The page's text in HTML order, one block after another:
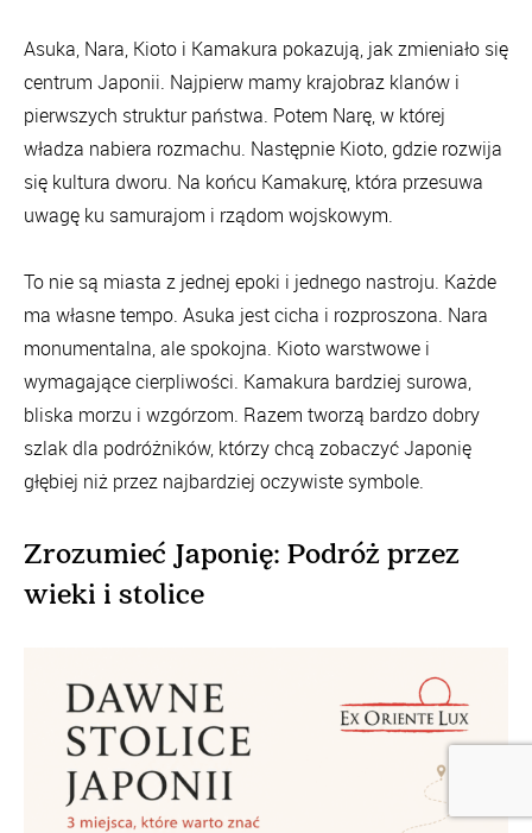
Asuka, Nara, Kioto i Kamakura pokazują, jak zmieniało się
centrum Japonii. Najpierw mamy krajobraz klanów i
pierwszych struktur państwa. Potem Narę, w której
władza nabiera rozmachu. Następnie Kioto, gdzie rozwija
się kultura dworu. Na końcu Kamakurę, która przesuwa
uwagę ku samurajom i rządom wojskowym.
To nie są miasta z jednej epoki i jednego nastroju. Każde
ma własne tempo. Asuka jest cicha i rozproszona. Nara
monumentalna, ale spokojna. Kioto warstwowe i
wymagające cierpliwości. Kamakura bardziej surowa,
bliska morzu i wzgórzom. Razem tworzą bardzo dobry
szlak dla podróżników, którzy chcą zobaczyć Japonię
głębiej niż przez najbardziej oczywiste symbole.
Zrozumieć Japonię: Podróż przez
wieki i stolice